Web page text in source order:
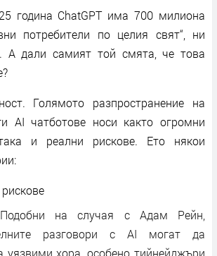
година ChatGPT има 700 милиона
потребители по целия свят“, ни
А дали самият той смята, че това
Голямото разпространение на
AI чатботове носи както огромни
и реални рискове. Ето някои
на случая с Адам Рейн,
разговори с AI могат да
уязвими хора, особено тийнейджъри